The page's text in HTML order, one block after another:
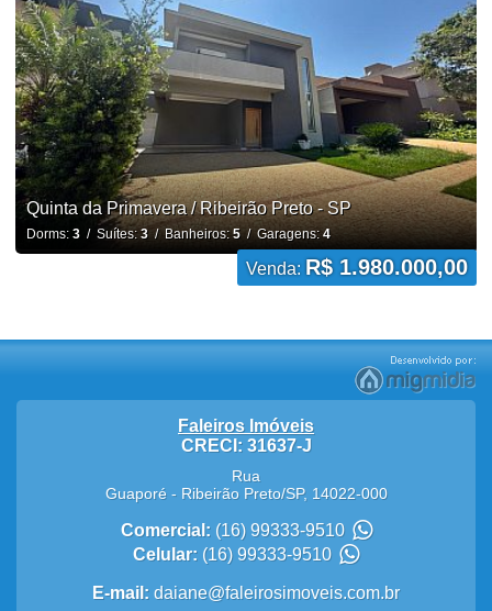
Quinta da Primavera / Ribeirão Preto - SP
Dorms: 3/ Suítes: 3/ Banheiros:5/ Garagens: 4
Venda: R$ 1.980.000,00
Faleiros Imóveis
CRECI: 31637-J
Rua
Guaporé- Ribeirão Preto/SP, 14022-000
Comercial: (16) 99333-9510
Celular: (16) 99333-9510
E-mail: daiane@faleirosimoveis.com.br